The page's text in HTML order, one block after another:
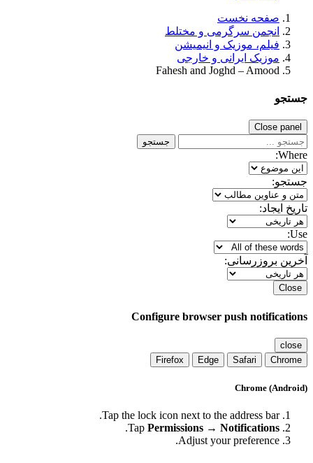
صفحه نخست
انجمن سرگرمی و مختلط
فیلم، موزیک و انیمیشن
موزیک ایرانی و خارجی
Fahesh and Joghd – Amood
جستجو
Close panel
جستجو
Where:
جستجو:
تاریخ ایجاد:
Use:
آخرین بروزرسانی:
Close
Configure browser push notifications
close
Chrome
Safari
Edge
Firefox
Chrome (Android)
Tap the lock icon next to the address bar.
Tap Permissions → Notifications
.
Adjust your preference.